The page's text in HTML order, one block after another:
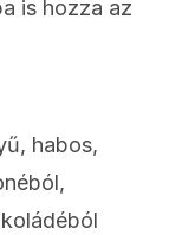
is hozza az
habos,